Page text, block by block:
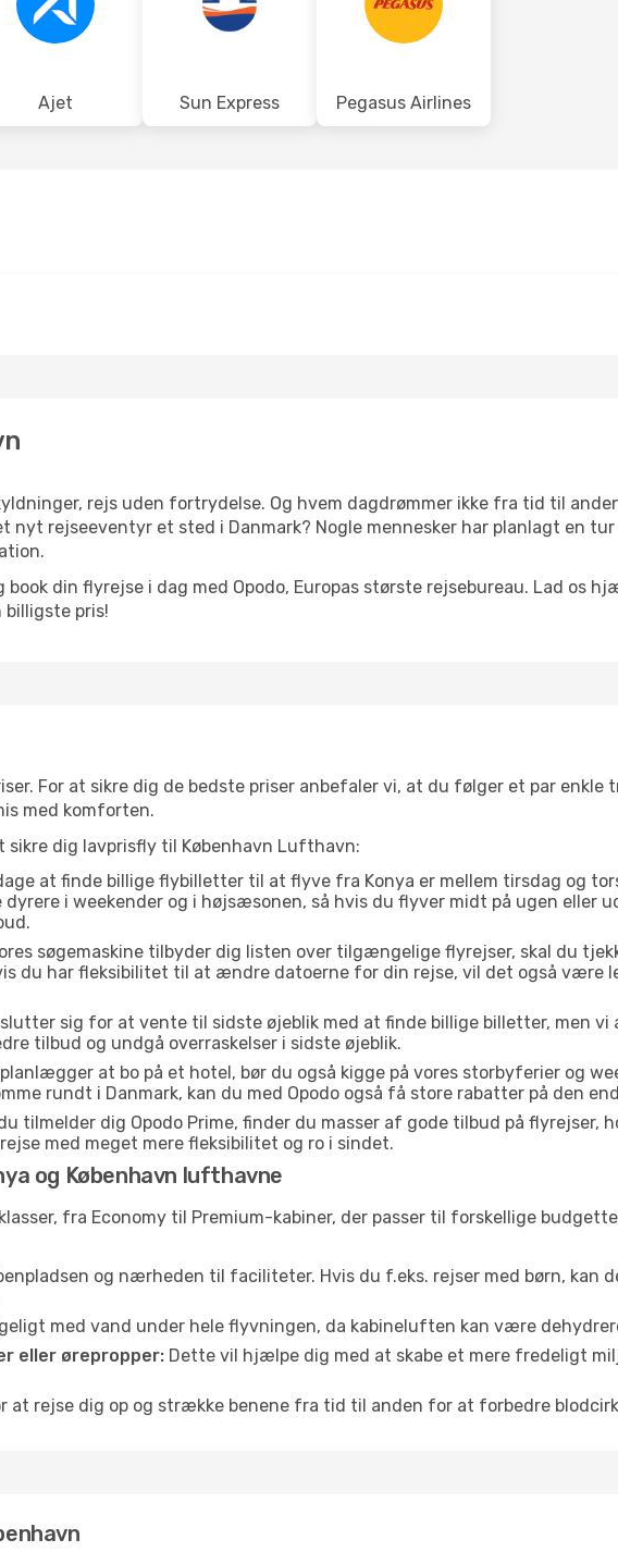
Ajet Sun Express Pegasus Airlines
rejs uden fortrydelse. Og hvem dagdrømmer ikke fra tid til
nyt rejseeventyr et sted i Danmark? Nogle mennesker har planlagt en
din flyrejse i dag med Opodo, Europas største rejsebureau. Lad os
pris!
For at sikre dig de bedste priser anbefaler vi, at du følger et par enkle
med komforten.
dig lavprisfly til København Lufthavn:
at finde billige flybilletter til at flyve fra Konya er mellem tirsdag og
i weekender og i højsæsonen, så hvis du flyver midt på ugen eller
søgemaskine tilbyder dig listen over tilgængelige flyrejser, skal du
du har fleksibilitet til at ændre datoerne for din rejse, vil det også være
sig for at vente til sidste øjeblik med at finde billige billetter, men vi
tilbud og undgå overraskelser i sidste øjeblik.
at bo på et hotel, bør du også kigge på vores storbyferier og
rundt i Danmark, kan du med Opodo også få store rabatter på den
tilmelder dig Opodo Prime, finder du masser af gode tilbud på flyrejser,
med meget mere fleksibilitet og ro i sindet.
og København lufthavne
fra Economy til Premium-kabiner, der passer til forskellige
og nærheden til faciliteter. Hvis du f.eks. rejser med børn, kan
med vand under hele flyvningen, da kabineluften kan være
eller ørepropper: Dette vil hjælpe dig med at skabe et mere fredeligt
at rejse dig op og strække benene fra tid til anden for at forbedre